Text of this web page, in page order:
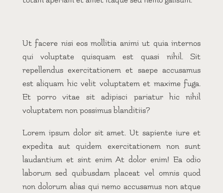
Ut facere nisi eos mollitia animi ut quia internos
qui voluptate quisquam est quasi nihil. Sit
repellendus exercitationem et saepe accusamus
est aliquam hic velit voluptatem et maxime fuga.
Et porro vitae sit adipisci pariatur hic nihil
voluptatem non possimus blanditiis?
Lorem ipsum dolor sit amet. Ut sapiente iure et
expedita aut quidem exercitationem non sunt
laudantium et sint enim At dolor enim! Ea odio
laborum sed quibusdam placeat vel omnis quod
non dolorum alias qui nemo accusamus non atque